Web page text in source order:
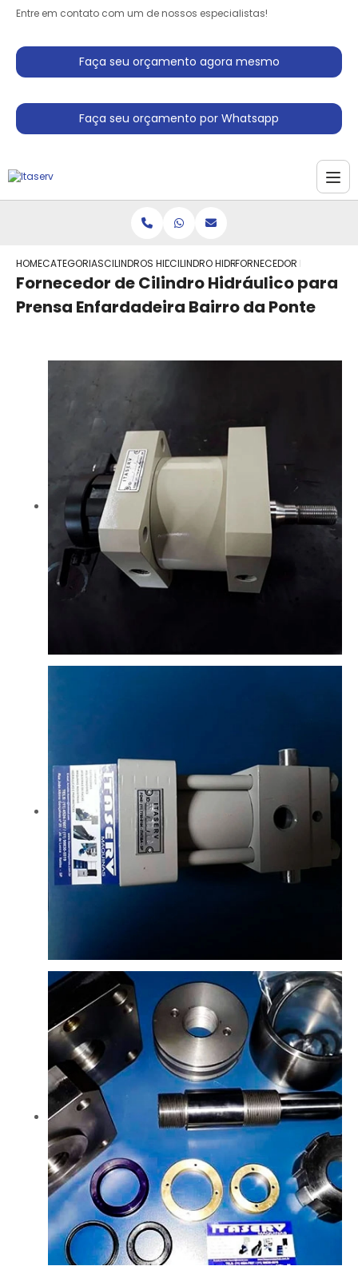
Entre em contato com um de nossos especialistas!
Faça seu orçamento agora mesmo
Faça seu orçamento por Whatsapp
HOMECATEGORIASCILINDROS HIDRAULICOCILINDRO HIDRAULICO SIMPLES ACAO
FORNECEDOR DE
Fornecedor de Cilindro Hidráulico para
Prensa Enfardadeira Bairro da Ponte